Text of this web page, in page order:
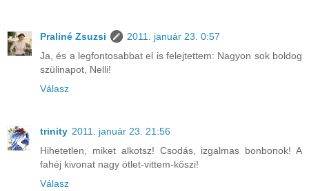
Praliné Zsuzsi
2011. január 23. 0:57
Ja, és a legfontosabbat el is felejtettem: Nagyon sok boldog
szülinapot, Nelli!
Válasz
trinity 2011. január 23. 21:56
Hihetetlen, miket alkotsz! Csodás, izgalmas bonbonok! A
fahéj kivonat nagy ötlet-vittem-köszi!
Válasz